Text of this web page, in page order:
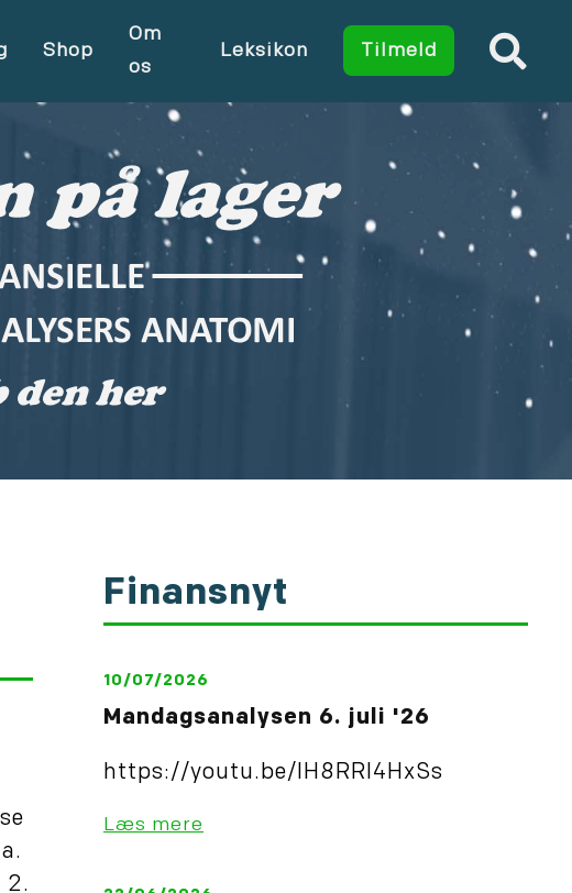
Shop
Om
os
Leksikon Tilmeld
2.
Finansnyt
10/07/2026
Mandagsanalysen 6. juli '26
https://youtu.be/IH8RRl4HxSs
Læs mere